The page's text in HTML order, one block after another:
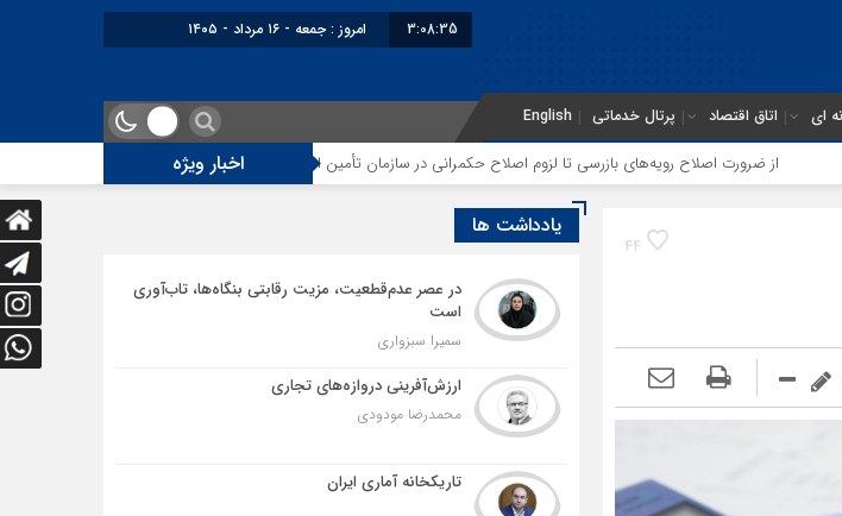
3:08:36 امروز : جمعه - ۱۶ مرداد - ۱۴۰۵
ای اتاق اقتصاد پرتال خدماتی English
اخبار ویژه ضرورت اصلاح رویه‌های بازرسی تا لزوم اصلاح حکمرانی در سازمان تأمین اجتماعی توقف‌های مرزی، هزینه‌های پنهان و ضعف
44
یادداشت ها
در عصر عدم‌قطعیت، مزیت رقابتی بنگاه‌ها، تاب‌آوری
است
سمیرا سبزواری
ارزش‌آفرینی دروازه‌های تجاری
محمدرضا مودودی
تاریکخانه آماری ایران